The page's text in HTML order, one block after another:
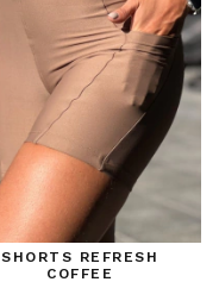
SHORTS REFRESH
COFFEE